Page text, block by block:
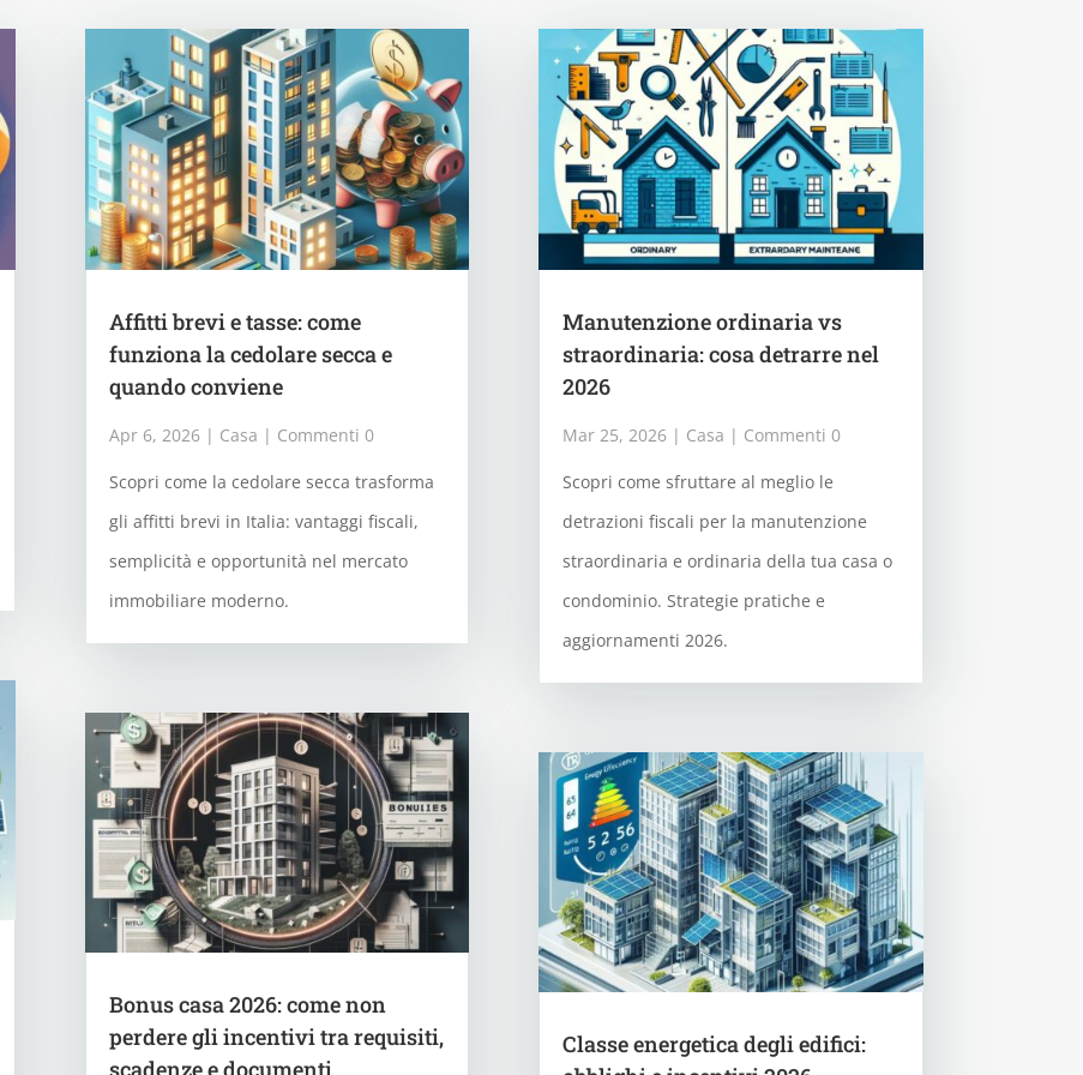
Affitti brevi e tasse: come
funziona la cedolare secca e
quando conviene
Apr 6, 2026| Casa | Commenti 0
Scopri come la cedolare secca trasforma
gli affitti brevi in Italia: vantaggi fiscali,
semplicità e opportunità nel mercato
immobiliare moderno.
Bonus casa 2026: come non
perdere gli incentivi tra requisiti,
Manutenzione ordinaria vs
straordinaria: cosa detrarre nel
2026
Mar 25, 2026| Casa | Commenti 0
Scopri come sfruttare al meglio le
detrazioni fiscali per la manutenzione
straordinaria e ordinaria della tua casa o
condominio. Strategie pratiche e
aggiornamenti 2026.
Classe energetica degli edifici: